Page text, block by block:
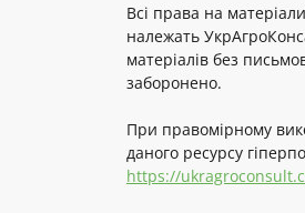
Всі права на
належать
матеріалів без
заборонено.
При правомірному
даного ресурсу
https://